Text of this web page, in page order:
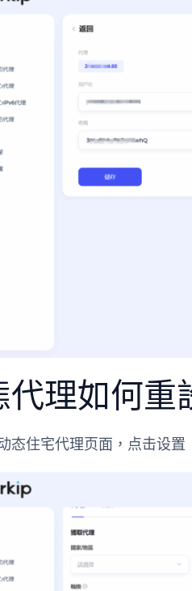
理如何重
态住宅代理页面，点击设置